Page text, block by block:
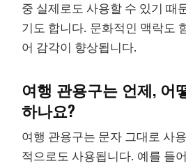
중 실제로도 사용할 수 있기 때
기도 합니다. 문화적인 맥락도
어 감각이 향상됩니다.
여행 관용구는 언제, 어
하나요?
여행 관용구는 문자 그대로 사
적으로도 사용됩니다. 예를 들